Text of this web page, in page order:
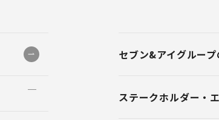
セブン&アイグルー
ステークホルダー・